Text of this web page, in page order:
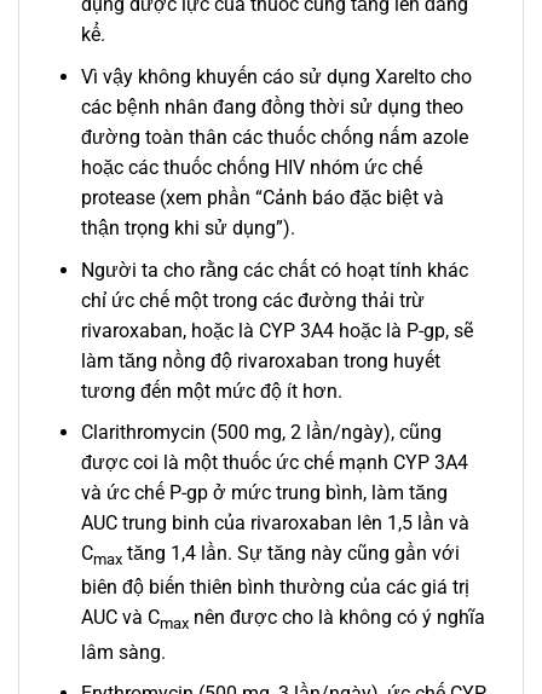
dụng dược lực của thuốc cũng tăng lên đáng
kể.
Vì vậy không khuyến cáo sử dụng Xarelto cho
các bệnh nhân đang đồng thời sử dụng theo
đường toàn thân các thuốc chống nấm azole
hoặc các thuốc chống HIV nhóm ức chế
protease (xem phần “Cảnh báo đặc biệt và
thận trọng khi sử dụng”).
Người ta cho rằng các chất có hoạt tính khác
chỉ ức chế một trong các đường thải trừ
rivaroxaban, hoặc là CYP 3A4 hoặc là P-gp, sẽ
làm tăng nồng độ rivaroxaban trong huyết
tương đến một mức độ ít hơn.
Clarithromycin (500 mg, 2 lần/ngày), cũng
được coi là một thuốc ức chế mạnh CYP 3A4
và ức chế P-gp ở mức trung bình, làm tăng
AUC trung binh của rivaroxaban lên 1,5 lần và
Cmaxtăng 1,4 lần. Sự tăng này cũng gần với
biên độ biến thiên bình thường của các giá trị
AUC và Cmaxnên được cho là không có ý nghĩa
lâm sàng.